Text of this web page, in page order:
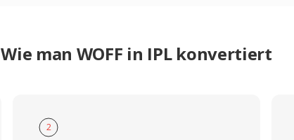
Wie man WOFF in IPL konvertiert
2